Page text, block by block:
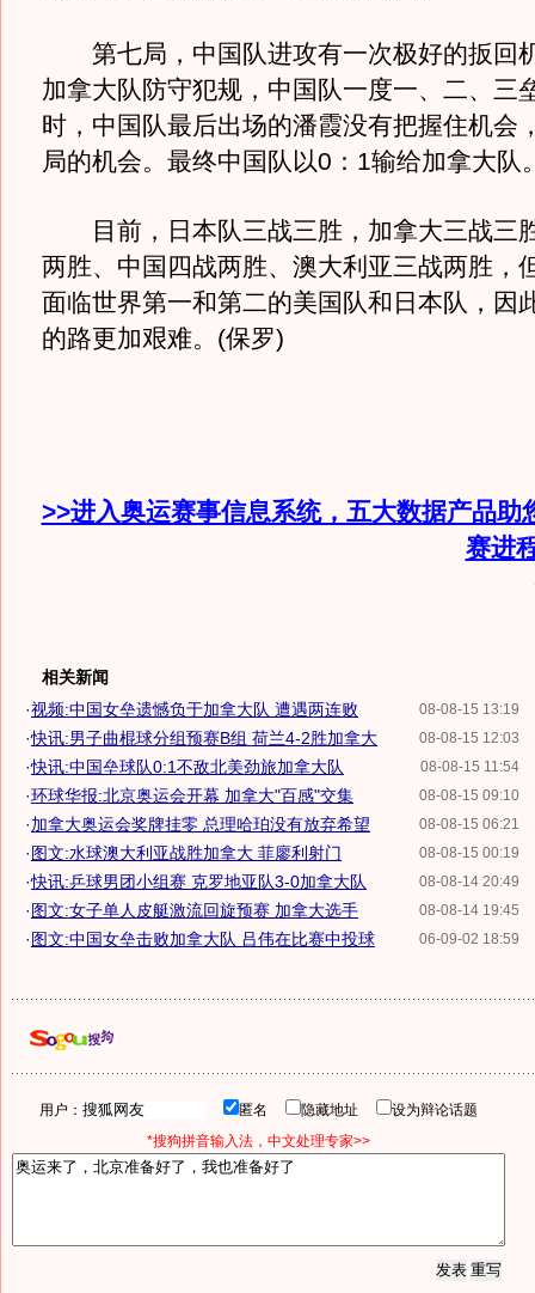
第七局，中国队进攻有一次极好的扳回
加拿大队防守犯规，中国队一度一、二、三
时，中国队最后出场的潘霞没有把握住机会
局的机会。最终中国队以0：1输给加拿大队
目前，日本队三战三胜，加拿大三战三
两胜、中国四战两胜、澳大利亚三战两胜，
面临世界第一和第二的美国队和日本队，因
的路更加艰难。(保罗)
>>进入奥运赛事信息系统，五大数据产品助
赛进
相关新闻
08-08-15 13:19
·视频:中国女垒遗憾负于加拿大队 遭遇两连败
08-08-15 12:03
·快讯:男子曲棍球分组预赛B组 荷兰4-2胜加拿大
08-08-15 11:54
·快讯:中国垒球队0:1不敌北美劲旅加拿大队
08-08-15 09:10
·环球华报:北京奥运会开幕 加拿大"百感"交集
08-08-15 06:21
·加拿大奥运会奖牌挂零 总理哈珀没有放弃希望
08-08-15 00:19
·图文:水球澳大利亚战胜加拿大 菲廖利射门
08-08-14 20:49
·快讯:乒球男团小组赛 克罗地亚队3-0加拿大队
08-08-14 19:45
·图文:女子单人皮艇激流回旋预赛 加拿大选手
06-09-02 18:59
·图文:中国女垒击败加拿大队 吕伟在比赛中投球
用户： 匿名 隐藏地址
设为辩论话题
*搜狗拼音输入法，中文处理专家>>